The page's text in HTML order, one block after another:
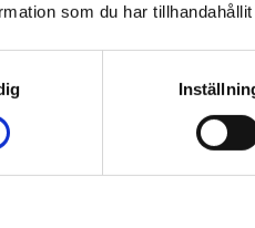
som du har
en formell inbjudan till
konferensen.